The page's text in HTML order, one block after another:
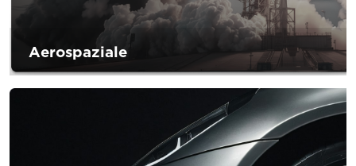
Aerospaziale
aerospaziale. Il settore si stata muovendo per adottatore le
nuove tecnologie green del settore per ridurre l’impatto
ambientale. D’Andrea s’impegna nello sviluppare prodotti
e soluzioni per soddisfare la ricerca delle nuove tecnologie
green che permetteranno alle grandi aziende aerospaziale